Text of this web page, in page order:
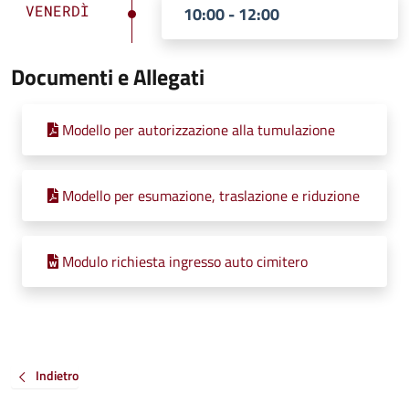
VENERDÌ 10:00 - 12:00
Documenti e Allegati
Modello per autorizzazione alla tumulazione
Modello per esumazione, traslazione e riduzione
Modulo richiesta ingresso auto cimitero
Indietro